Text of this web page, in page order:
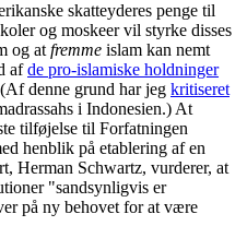
skatteyderes penge til
og moskeer vil styrke disses
og at fremme islam kan nemt
afde pro-islamiske holdninger
denne grund har jeg kritiseret
i Indonesien.) At
tilføjelse til Forfatningen
henblik på etablering af en
Herman Schwartz, vurderer, at
"sandsynligvis er
på ny behovet for at være